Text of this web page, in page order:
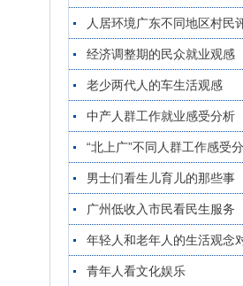
人居环境广东不同地区村民
经济调整期的民众就业观感
老少两代人的车生活观感
中产人群工作就业感受分析
“北上广”不同人群工作感受
男士们看生儿育儿的那些事
广州低收入市民看民生服务
年轻人和老年人的生活观念
青年人看文化娱乐